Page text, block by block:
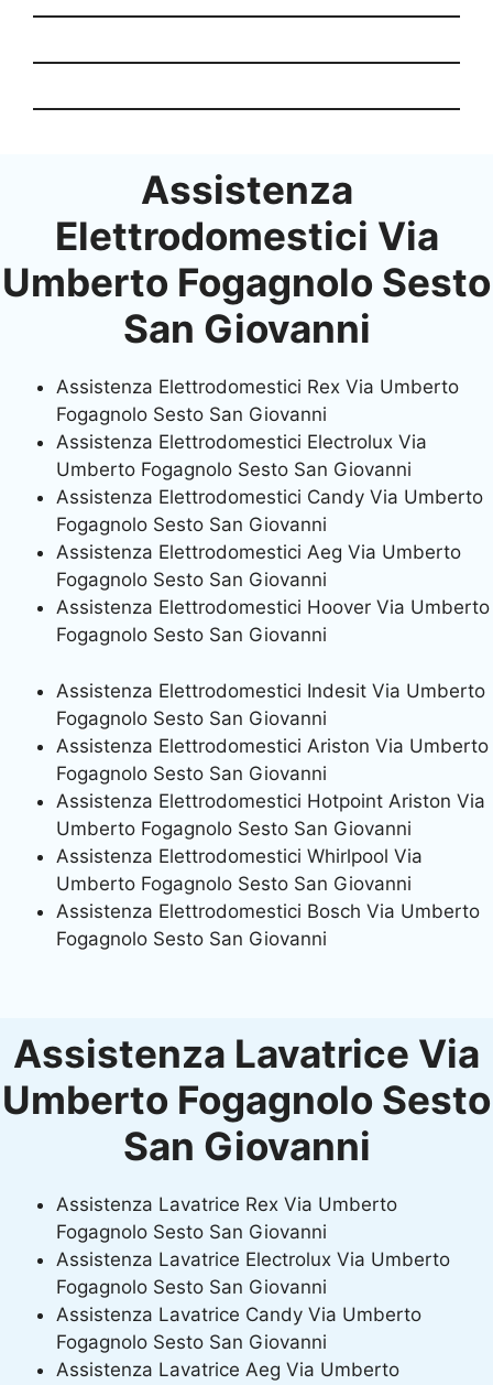
Assistenza
Elettrodomestici Via
Umberto Fogagnolo Sesto
San Giovanni
Assistenza Elettrodomestici Rex Via Umberto
Fogagnolo Sesto San Giovanni
Assistenza Elettrodomestici Electrolux Via
Umberto Fogagnolo Sesto San Giovanni
Assistenza Elettrodomestici Candy Via Umberto
Fogagnolo Sesto San Giovanni
Assistenza Elettrodomestici Aeg Via Umberto
Fogagnolo Sesto San Giovanni
Assistenza Elettrodomestici Hoover Via Umberto
Fogagnolo Sesto San Giovanni
Assistenza Elettrodomestici Indesit Via Umberto
Fogagnolo Sesto San Giovanni
Assistenza Elettrodomestici Ariston Via Umberto
Fogagnolo Sesto San Giovanni
Assistenza Elettrodomestici Hotpoint Ariston Via
Umberto Fogagnolo Sesto San Giovanni
Assistenza Elettrodomestici Whirlpool Via
Umberto Fogagnolo Sesto San Giovanni
Assistenza Elettrodomestici Bosch Via Umberto
Fogagnolo Sesto San Giovanni
Assistenza Lavatrice Via
Umberto Fogagnolo Sesto
San Giovanni
Assistenza Lavatrice Rex Via Umberto
Fogagnolo Sesto San Giovanni
Assistenza Lavatrice Electrolux Via Umberto
Fogagnolo Sesto San Giovanni
Assistenza Lavatrice Candy Via Umberto
Fogagnolo Sesto San Giovanni
Assistenza Lavatrice Aeg Via Umberto